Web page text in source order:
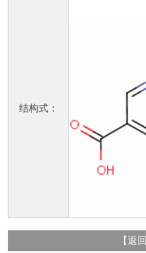
结构式：
【返回